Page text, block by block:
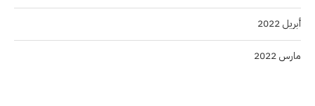
أبريل 2022
مارس 2022